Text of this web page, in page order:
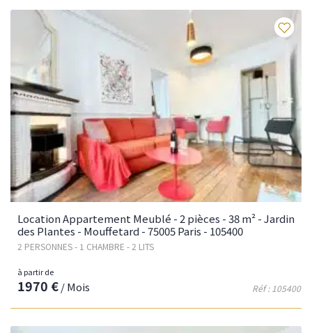
Location Appartement Meublé - 2 pièces - 38 m² - Jardin
des Plantes - Mouffetard - 75005 Paris - 105400
2 PERSONNES - 1 CHAMBRE - 2 LITS
Réf : 105400
à partir de
1970 €/ Mois